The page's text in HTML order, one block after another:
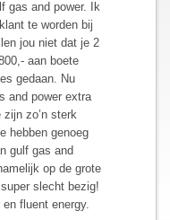
gas and power. Ik
te worden bij
jou niet dat je 2
aan boete
gedaan. Nu
and power extra
zo’n sterk
hebben genoeg
gulf gas and
op de grote
slecht bezig!
fluent energy.